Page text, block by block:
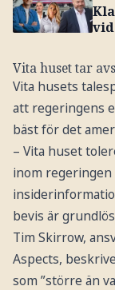
Vita huset tar
Vita husets
att regeringens
bäst för det
– Vita huset
inom
bevis är
Tim Skirrow,
Aspects,
som ”större än